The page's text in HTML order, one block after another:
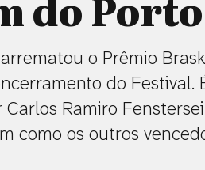
o Prêmio
do Festival.
Ramiro
como os outros